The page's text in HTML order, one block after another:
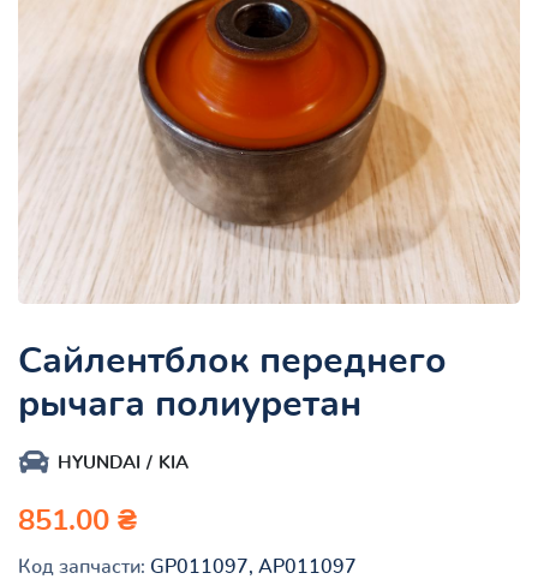
Сайлентблок переднего
рычага полиуретан
HYUNDAI KIA
851.00 ₴
Код запчасти: GP011097, AP011097